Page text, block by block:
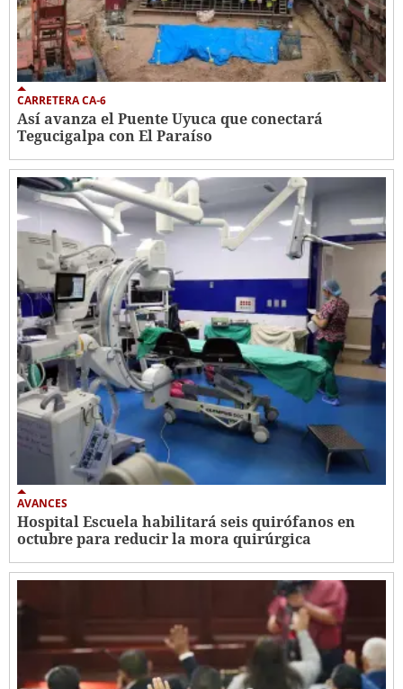
CARRETERA CA-6
Así avanza el Puente Uyuca que conectará
Tegucigalpa con El Paraíso
AVANCES
Hospital Escuela habilitará seis quirófanos en
octubre para reducir la mora quirúrgica